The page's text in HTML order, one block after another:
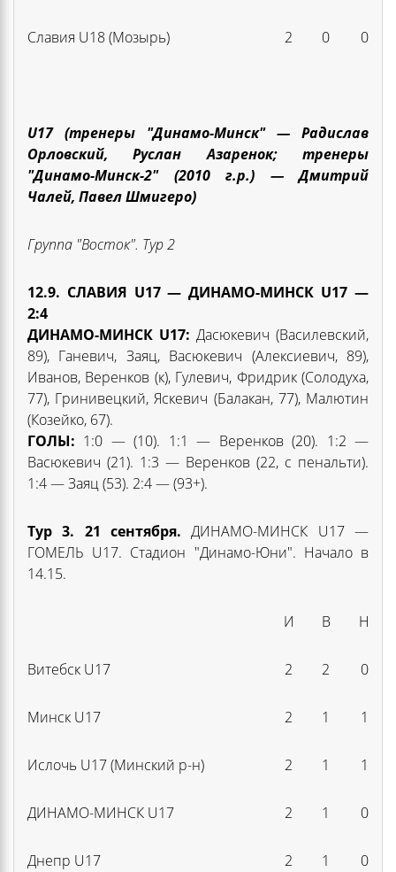
Славия U18 (Мозырь) 2 0 0
U17 (тренеры "Динамо-Минск" — Радислав
Орловский, Руслан Азаренок; тренеры
"Динамо-Минск-2" (2010 г.р.) — Дмитрий
Чалей, Павел Шмигеро)
Группа "Восток". Тур2
12.9. СЛАВИЯ U17 — ДИНАМО-МИНСК U17 —
2:4
ДИНАМО-МИНСК U17: Дасюкевич (Василевский,
89), Ганевич, Заяц, Васюкевич (Алексиевич, 89),
Иванов, Веренков (к), Гулевич, Фридрик (Солодуха,
77), Гринивецкий, Яскевич (Балакан, 77), Малютин
(Козейко, 67).
ГОЛЫ: 1:0 — (10). 1:1 — Веренков (20). 1:2 —
Васюкевич (21). 1:3 — Веренков (22, с пенальти).
1:4 — Заяц (53). 2:4 — (93+).
Тур 3. 21 сентября. ДИНАМО-МИНСК U17 —
ГОМЕЛЬ U17. Стадион "Динамо-Юни". Начало в
14.15.
И В Н
Витебск U17 2 2 0
Минск U17 2 1 1
Ислочь U17 (Минский р-н) 2 1 1
ДИНАМО-МИНСК U17 2 1 0
Днепр U17 2 1 0